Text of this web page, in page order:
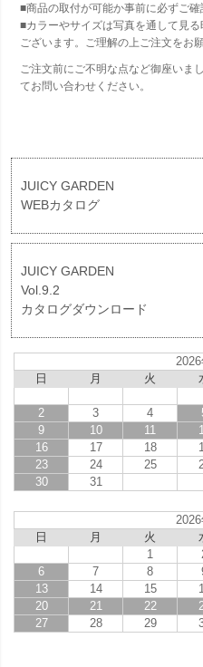
■商品の取付が可能か事前に必ずご確
■カラーやサイズは写真を通して見
ございます。ご理解の上ご注文をお
ご注文前にご不明な点など御座いま
てお問い合わせください。
JUICY GARDEN
WEBカタログ
JUICY GARDEN
Vol.9.2
カタログダウンロード
2026
日
月 火
2
3 4
9
10 11
16
17 18
23
24 25
30
31
2026
日
月 火
1
6
7 8
13
14 15
20
21 22
27
28 29